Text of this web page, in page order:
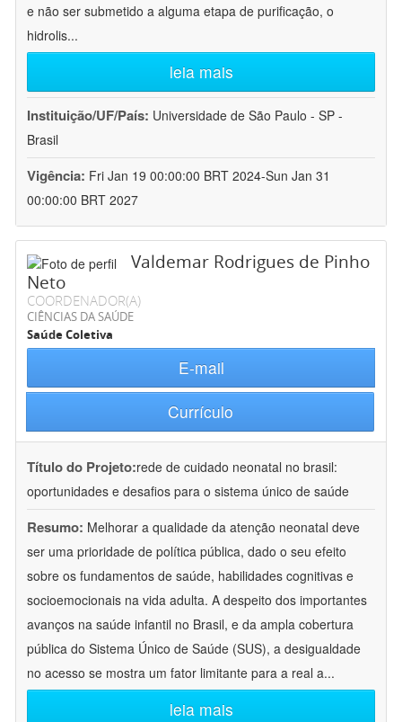
e não ser submetido a alguma etapa de purificação, o
hidrolis...
leia mais
Instituição/UF/País: Universidade de São Paulo - SP -
Brasil
Vigência: Fri Jan 19 00:00:00 BRT 2024-Sun Jan 31
00:00:00 BRT 2027
Valdemar Rodrigues de Pinho
Neto
COORDENADOR(A)
CIÊNCIAS DA SAÚDE
Saúde Coletiva
E-mail
Currículo
Título do Projeto:rede de cuidado neonatal no brasil:
oportunidades e desafios para o sistema único de saúde
Resumo: Melhorar a qualidade da atenção neonatal deve
ser uma prioridade de política pública, dado o seu efeito
sobre os fundamentos de saúde, habilidades cognitivas e
socioemocionais na vida adulta. A despeito dos importantes
avanços na saúde infantil no Brasil, e da ampla cobertura
pública do Sistema Único de Saúde (SUS), a desigualdade
no acesso se mostra um fator limitante para a real a...
leia mais